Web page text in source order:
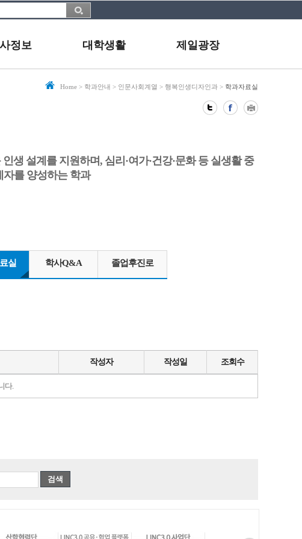
정보 대학생활 제일광장
Home > 학과안내 > 인문사회계열 > 행복인생디자인과 > 학과자료실
생 설계를 지원하며, 심리·여가·건강·문화 등 실생활 중
를 양성하는 학과
실 학사Q&A 졸업후진로
작성자 작성일 조회수
다.
검색